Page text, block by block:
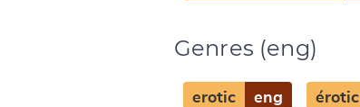
Genres (eng)
erotic eng érotic